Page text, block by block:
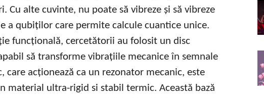
Cu alte cuvinte, nu poate să vibreze și să vibreze
a qubiților care permite calcule cuantice unice.
funcțională, cercetătorii au folosit un disc
să transforme vibrațiile mecanice în semnale
care acționează ca un rezonator mecanic, este
material ultra-rigid si stabil termic. Această bază